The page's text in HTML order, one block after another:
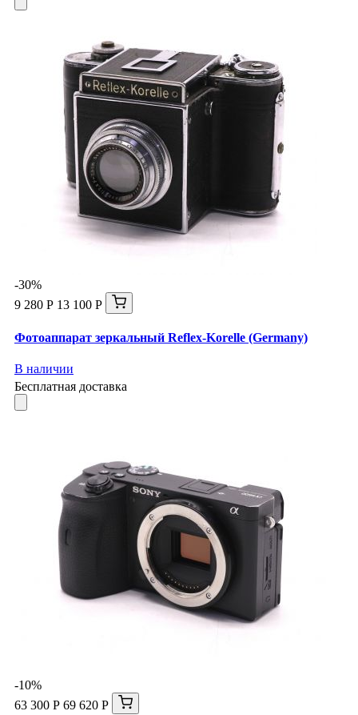
-30%
9 280 Р 13 100 Р
Фотоаппарат зеркальный Reflex-Korelle (Germany)
В наличии
Бесплатная доставка
-10%
63 300 Р 69 620 Р